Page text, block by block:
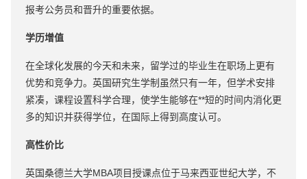
报考公务员和晋升的重要依据。
学历增值
在全球化发展的今天和未来，留学过的毕业生在职场上更有
优势和竞争力。英国研究生学制虽然只有一年，但学术安排
紧凑，课程设置科学合理，使学生能够在**短的时间内消化更
多的知识并获得学位，在国际上得到高度认可。
高性价比
英国桑德兰大学MBA项目授课点位于马来西亚世纪大学，不